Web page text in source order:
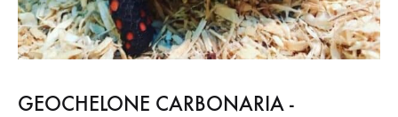
GEOCHELONE CARBONARIA -